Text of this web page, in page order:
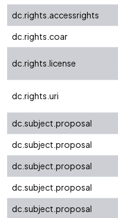
dc.rights.accessrights
dc.rights.coar
dc.rights.license
dc.rights.uri
dc.subject.proposal
dc.subject.proposal
dc.subject.proposal
dc.subject.proposal
dc.subject.proposal